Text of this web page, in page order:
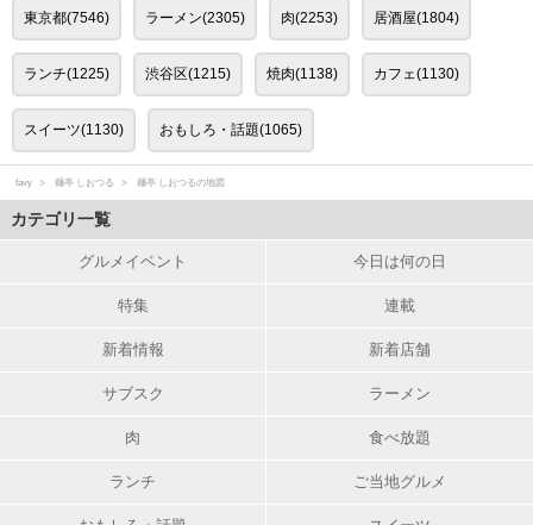
東京都(7546) ラーメン(2305) 肉(2253) 居酒屋(1804)
ランチ(1225) 渋谷区(1215) 焼肉(1138) カフェ(1130)
スイーツ(1130) おもしろ・話題(1065)
favy 麺亭 しおつる 麺亭 しおつるの地図
カテゴリ一覧
グルメイベント 今日は何の日
特集 連載
新着情報 新着店舗
サブスク ラーメン
肉 食べ放題
ランチ ご当地グルメ